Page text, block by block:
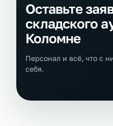
Оставьте
складского
Коломне
Персонал и всё, что с
себя.